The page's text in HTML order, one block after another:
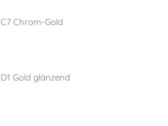
C7 Chrom-Gold
D1 Gold glänzend